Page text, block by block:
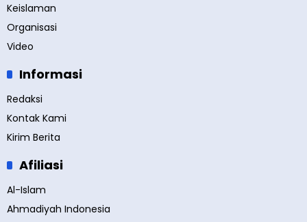
Keislaman
Organisasi
Video
Informasi
Redaksi
Kontak Kami
Kirim Berita
Afiliasi
Al-Islam
Ahmadiyah Indonesia